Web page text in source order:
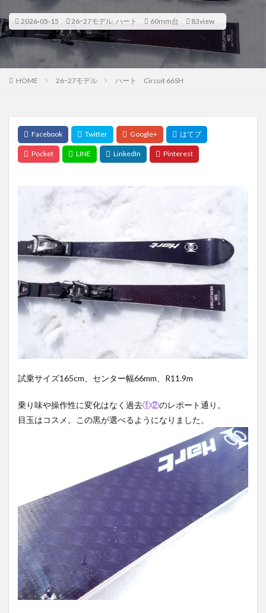
2026-05-15 26ｰ27モデル, ハート 60mm台 83view
HOME 26ｰ27モデル ハート Circuit 66SH
試乗サイズ165cm、センター幅66mm、R11.9m
乗り味や操作性に変化はなく過去①②のレポート通り。
目玉はコスメ。この黒が選べるようになりました。